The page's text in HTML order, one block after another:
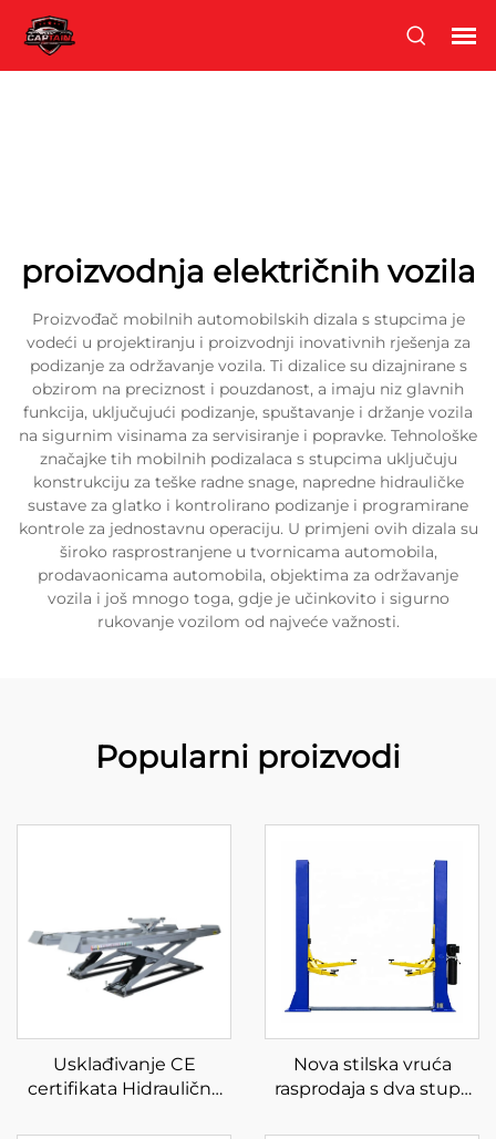
proizvodnja električnih vozila
Proizvođač mobilnih automobilskih dizala s stupcima je
vodeći u projektiranju i proizvodnji inovativnih rješenja za
podizanje za održavanje vozila. Ti dizalice su dizajnirane s
obzirom na preciznost i pouzdanost, a imaju niz glavnih
funkcija, uključujući podizanje, spuštavanje i držanje vozila
na sigurnim visinama za servisiranje i popravke. Tehnološke
značajke tih mobilnih podizalaca s stupcima uključuju
konstrukciju za teške radne snage, napredne hidrauličke
sustave za glatko i kontrolirano podizanje i programirane
kontrole za jednostavnu operaciju. U primjeni ovih dizala su
široko rasprostranjene u tvornicama automobila,
prodavaonicama automobila, objektima za održavanje
vozila i još mnogo toga, gdje je učinkovito i sigurno
rukovanje vozilom od najveće važnosti.
Popularni proizvodi
Usklađivanje CE
certifikata Hidraulična
Nova stilska vruća
rasprodaja s dva stupa